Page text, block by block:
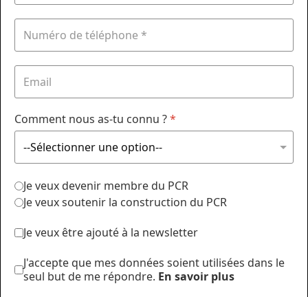
Comment nous as-tu connu ?*
Je veux devenir membre du PCR
Je veux soutenir la construction du PCR
Je veux être ajouté à la newsletter
J'accepte que mes données soient utilisées dans le
seul but de me répondre. En savoir plus